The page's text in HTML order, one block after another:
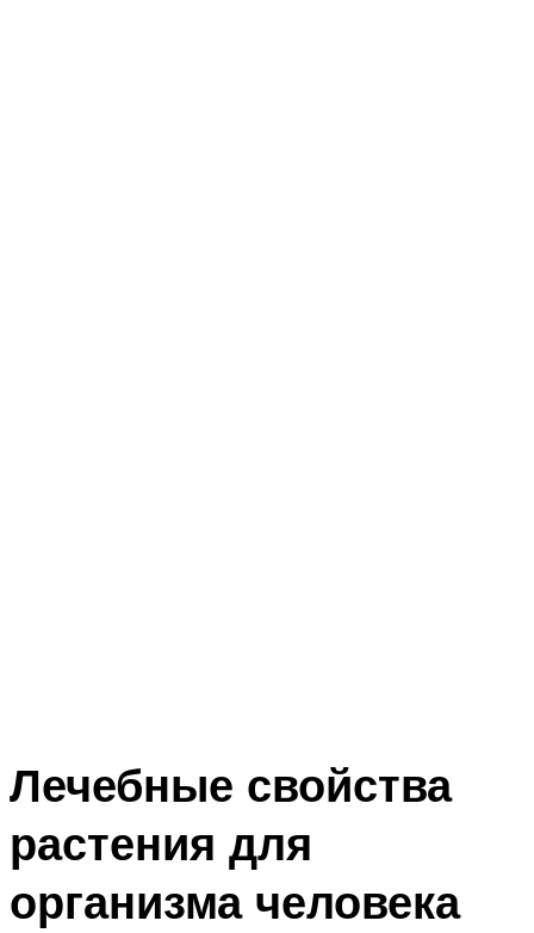
Лечебные свойства
растения для
организма человека